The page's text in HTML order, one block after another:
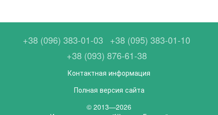
+38 (096) 383-01-03
+38 (095) 383-01-10
+38 (093) 876-61-38
Контактная информация
Полная версия сайта
© 2013—2026